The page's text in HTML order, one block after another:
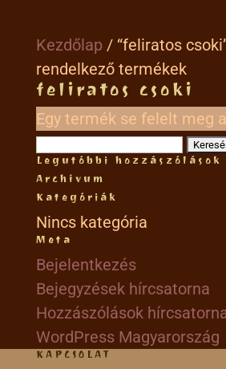
Kezdőlap/ “feliratos
rendelkező termékek
feliratos csoki
Egy termék se felelt meg
Keresés:
Legutóbbi hozzászólások
Archívum
Kategóriák
Nincs kategória
Meta
Bejelentkezés
Bejegyzések hírcsatorna
Hozzászólások
WordPress Magyarország
KAPCSOLAT